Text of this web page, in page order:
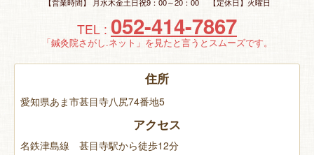
TEL : 052-414-7867
「鍼灸院さがし.ネット」を見たと言うとスムーズです。
住所
愛知県あま市甚目寺八尻74番地5
アクセス
名鉄津島線 甚目寺駅から徒歩12分